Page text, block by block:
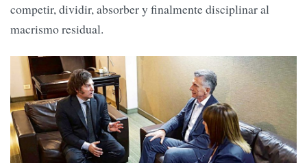
competir, dividir, absorber y finalmente disciplinar al
macrismo residual.